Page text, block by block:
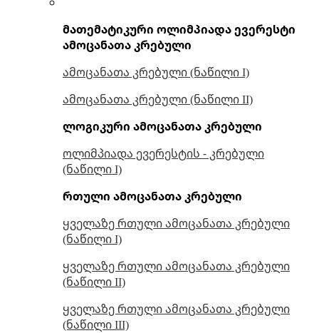
მათემატიკური ოლიმპიადა ევერესტი
ამოცანათა კრებული
ამოცანათა კრებული (ნაწილი I)
ამოცანათა კრებული (ნაწილი II)
ლოგიკური ამოცანათა კრებული
ოლიმპიადა ევერესტის - კრებული
(ნაწილი I)
რთული ამოცანათა კრებული
ყველაზე რთული ამოცანათა კრებული
(ნაწილი I)
ყველაზე რთული ამოცანათა კრებული
(ნაწილი II)
ყველაზე რთული ამოცანათა კრებული
(ნაწილი III)